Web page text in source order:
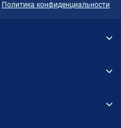
Политика конфиденциальности